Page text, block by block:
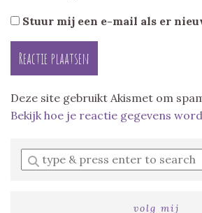
Stuur mij een e-mail als er
Deze site gebruikt Akismet om
Bekijk hoe je reactie gegevens
Enter
a
volg mij